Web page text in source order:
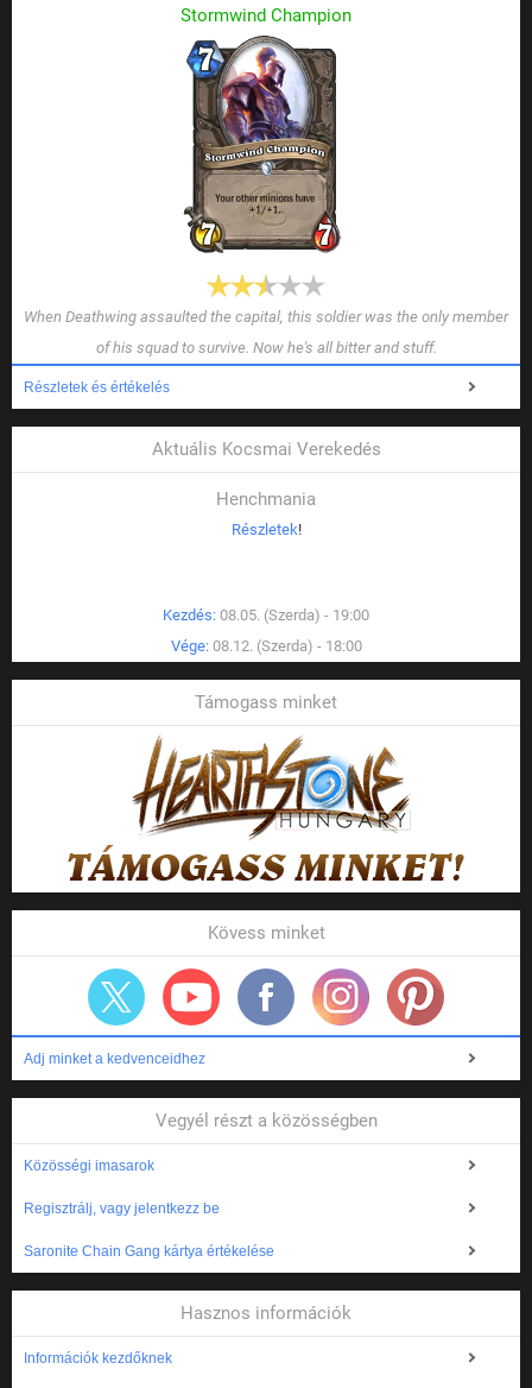
Stormwind Champion
When Deathwing assaulted the capital, this soldier was the only member
of his squad to survive. Now he's all bitter and stuff.
Részletek és értékelés
Aktuális Kocsmai Verekedés
Henchmania
Részletek!
Kezdés: 08.05. (Szerda) - 19:00
Vége: 08.12. (Szerda) - 18:00
Támogass minket
Kövess minket
Adj minket a kedvenceidhez
Vegyél részt a közösségben
Közösségi imasarok
Regisztrálj, vagy jelentkezz be
Saronite Chain Gang kártya értékelése
Hasznos információk
Információk kezdőknek